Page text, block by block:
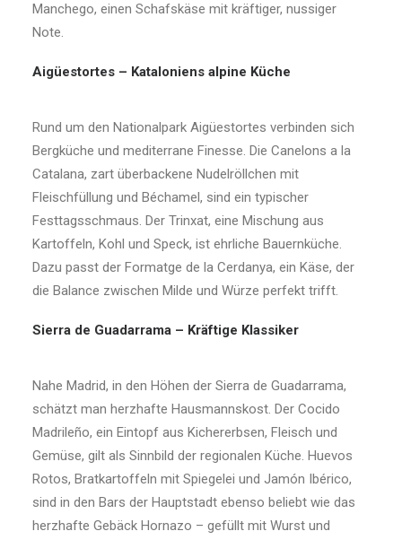
Manchego, einen Schafskäse mit kräftiger, nussiger
Note.
Aigüestortes – Kataloniens alpine Küche
Rund um den Nationalpark Aigüestortes verbinden sich
Bergküche und mediterrane Finesse. Die Canelons a la
Catalana, zart überbackene Nudelröllchen mit
Fleischfüllung und Béchamel, sind ein typischer
Festtagsschmaus. Der Trinxat, eine Mischung aus
Kartoffeln, Kohl und Speck, ist ehrliche Bauernküche.
Dazu passt der Formatge de la Cerdanya, ein Käse, der
die Balance zwischen Milde und Würze perfekt trifft.
Sierra de Guadarrama – Kräftige Klassiker
Nahe Madrid, in den Höhen der Sierra de Guadarrama,
schätzt man herzhafte Hausmannskost. Der Cocido
Madrileño, ein Eintopf aus Kichererbsen, Fleisch und
Gemüse, gilt als Sinnbild der regionalen Küche. Huevos
Rotos, Bratkartoffeln mit Spiegelei und Jamón Ibérico,
sind in den Bars der Hauptstadt ebenso beliebt wie das
herzhafte Gebäck Hornazo – gefüllt mit Wurst und